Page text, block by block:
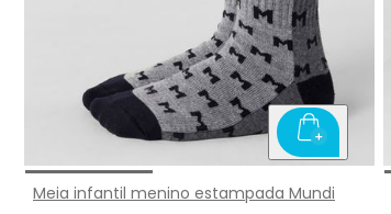
Meia infantil menino estampada Mundi